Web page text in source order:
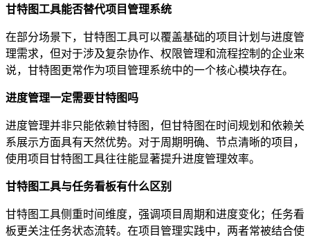
甘特图工具能否替代项目管理系统
在部分场景下，甘特图工具可以覆盖基础的项目计划与进度管
理需求，但对于涉及复杂协作、权限管理和流程控制的企业来
说，甘特图更常作为项目管理系统中的一个核心模块存在。
进度管理一定需要甘特图吗
进度管理并非只能依赖甘特图，但甘特图在时间规划和依赖关
系展示方面具有天然优势。对于周期明确、节点清晰的项目，
使用项目甘特图工具往往能显著提升进度管理效率。
甘特图工具与任务看板有什么区别
甘特图工具侧重时间维度，强调项目周期和进度变化；任务看
板更关注任务状态流转。在项目管理实践中，两者常被结合使